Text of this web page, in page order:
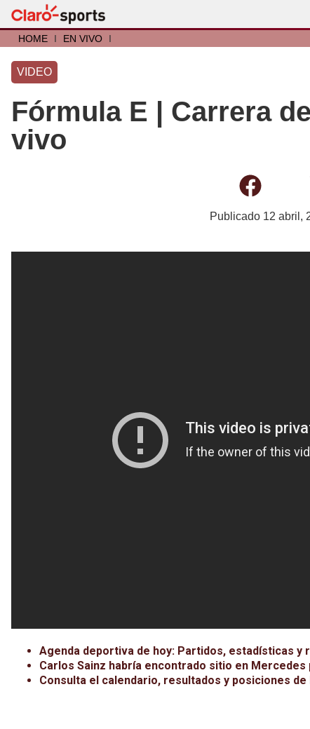
HOME I EN VIVO I
VIDEO
Fórmula E | Carrera
vivo
Publicado 12 abril,
Agenda deportiva de hoy: Partidos, estadísticas y
Carlos Sainz habría encontrado sitio en Mercedes
Consulta el calendario, resultados y posiciones de